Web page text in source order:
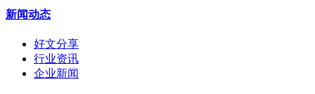
新闻动态
好文分享
行业资讯
企业新闻